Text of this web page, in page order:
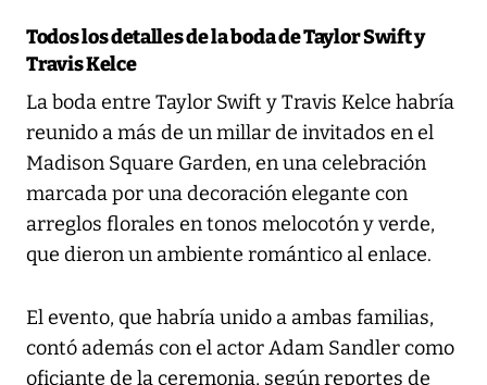
Todos los detalles de la boda de Taylor Swift y
Travis Kelce
La boda entre Taylor Swift y Travis Kelce habría
reunido a más de un millar de invitados en el
Madison Square Garden, en una celebración
marcada por una decoración elegante con
arreglos florales en tonos melocotón y verde,
que dieron un ambiente romántico al enlace.
El evento, que habría unido a ambas familias,
contó además con el actor Adam Sandler como
oficiante de la ceremonia, según reportes de